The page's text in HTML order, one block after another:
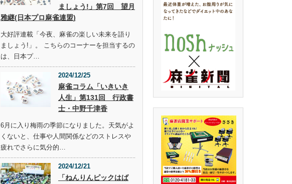
ましょう!」第7回 望月
雅継(日本プロ麻雀連盟)
大好評連載「今夜、麻雀の楽しい未来を語り
ましょう!」。 こちらのコーナーを担当するの
は、日本プ…
2024/12/25
麻雀コラム「いきいき
人生」第131回 行政書
士・中野千津香
6月に入り梅雨の季節になりました。天気がよ
くないと、仕事や人間関係などのストレスや
疲れでさらに気分的…
2024/12/21
「ねんりんピックはば